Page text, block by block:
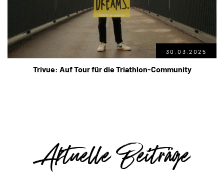
30.03.2025
Trivue: Auf Tour für die Triathlon-Community
Aktuelle Beiträge